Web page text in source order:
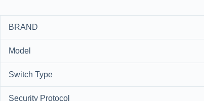
BRAND
Model
Switch Type
Security Protocol